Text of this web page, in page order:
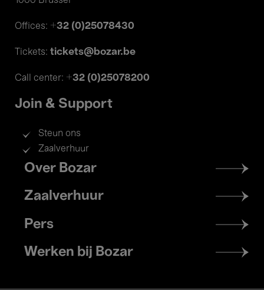
Offices: +32 (0)25078430
Tickets: tickets@bozar.be
Call center: +32 (0)25078200
Join & Support
Steun ons
Zaalverhuur
Footer
menu
Over Bozar
Zaalverhuur
Pers
Werken bij Bozar